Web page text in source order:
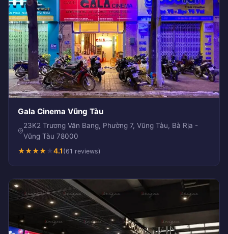
Gala Cinema Vũng Tàu
23K2 Trương Văn Bang, Phường 7, Vũng Tàu, Bà Rịa -
Vũng Tàu 78000
★★★★★4.1 (61 reviews)